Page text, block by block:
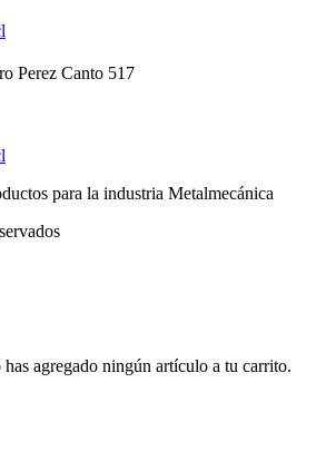
Perez Canto 517
para la industria Metalmecánica
has agregado ningún artículo a tu carrito.